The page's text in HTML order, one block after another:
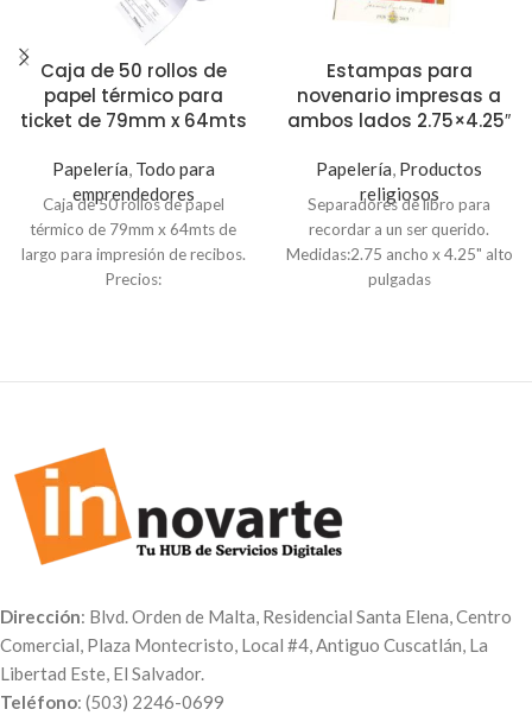
Caja de 50 rollos de
papel térmico para
ticket de 79mm x 64mts
Papelería, Todo para
emprendedores
Caja de 50 rollos de papel
térmico de 79mm x 64mts de
largo para impresión de recibos.
Precios:
$1.35 c/u
otras medidas y cantidades
puede contactarnos a nuestro
Correo:
servicioalcliente@innovarte.com.sv
o víaWhatsApp:(503) 7603-
Estampas para
novenario impresas a
ambos lados 2.75×4.25″
Papelería, Productos
religiosos
Separadores de libro para
recordar a un ser querido.
Medidas:2.75 ancho x 4.25" alto
pulgadas
Dirección: Blvd. Orden de Malta, Residencial Santa Elena, Centro
Comercial, Plaza Montecristo, Local #4, Antiguo Cuscatlán, La
Libertad Este, El Salvador.
Teléfono: (503) 2246-0699